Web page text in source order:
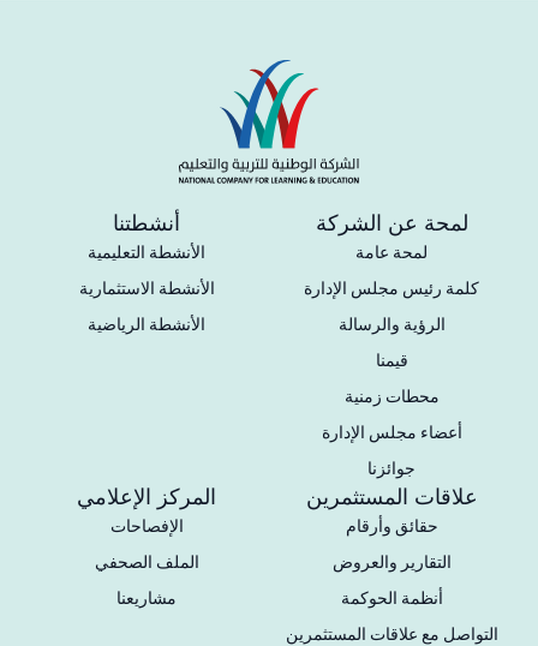
لمحة عن الشركة
لمحة عامة
كلمة رئيس مجلس الإدارة
الرؤية والرسالة
قيمنا
محطات زمنية
أعضاء مجلس الإدارة
جوائزنا
أنشطتنا
الأنشطة التعليمية
الأنشطة الاستثمارية
الأنشطة الرياضية
علاقات المستثمرين
حقائق وأرقام
التقارير والعروض
أنظمة الحوكمة
التواصل مع علاقات المستثمرين
المركز الإعلامي
الإفصاحات
الملف الصحفي
مشاريعنا